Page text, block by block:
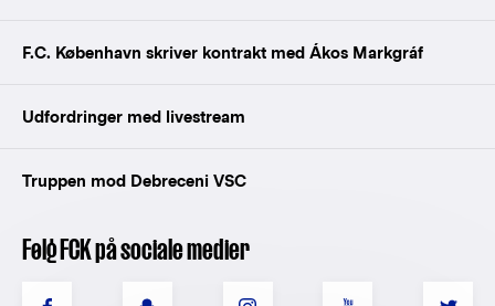
F.C. København skriver kontrakt med Ákos Markgráf
Udfordringer med livestream
Truppen mod Debreceni VSC
Følg FCK på sociale medier